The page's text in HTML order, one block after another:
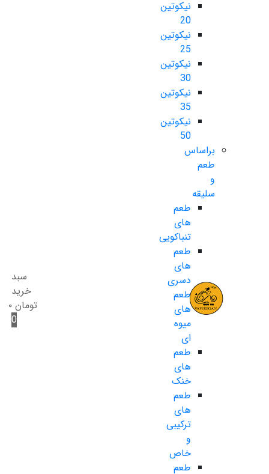
نیکوتین
20
نیکوتین
25
نیکوتین
30
نیکوتین
35
نیکوتین
50
براساس
طعم
و
سلیقه
طعم
های
تنباکویی
طعم
های
دسری
طعم
های
میوه
ای
طعم
های
خنک
طعم
های
ترکیبی
و
خاص
طعم
سبد
خرید
تومان ۰
0